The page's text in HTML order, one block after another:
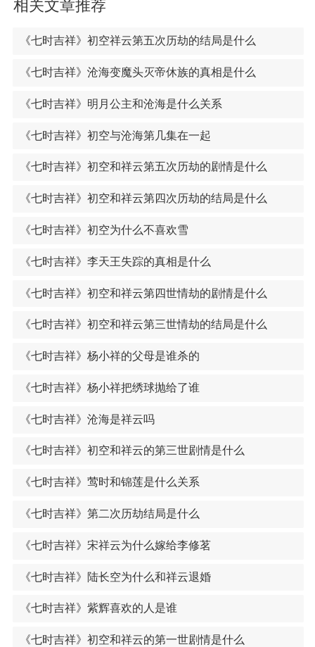
相关文章推荐
《七时吉祥》初空祥云第五次历劫的结局是什么
《七时吉祥》沧海变魔头灭帝休族的真相是什么
《七时吉祥》明月公主和沧海是什么关系
《七时吉祥》初空与沧海第几集在一起
《七时吉祥》初空和祥云第五次历劫的剧情是什么
《七时吉祥》初空和祥云第四次历劫的结局是什么
《七时吉祥》初空为什么不喜欢雪
《七时吉祥》李天王失踪的真相是什么
《七时吉祥》初空和祥云第四世情劫的剧情是什么
《七时吉祥》初空和祥云第三世情劫的结局是什么
《七时吉祥》杨小祥的父母是谁杀的
《七时吉祥》杨小祥把绣球抛给了谁
《七时吉祥》沧海是祥云吗
《七时吉祥》初空和祥云的第三世剧情是什么
《七时吉祥》莺时和锦莲是什么关系
《七时吉祥》第二次历劫结局是什么
《七时吉祥》宋祥云为什么嫁给李修茗
《七时吉祥》陆长空为什么和祥云退婚
《七时吉祥》紫辉喜欢的人是谁
《七时吉祥》初空和祥云的第一世剧情是什么